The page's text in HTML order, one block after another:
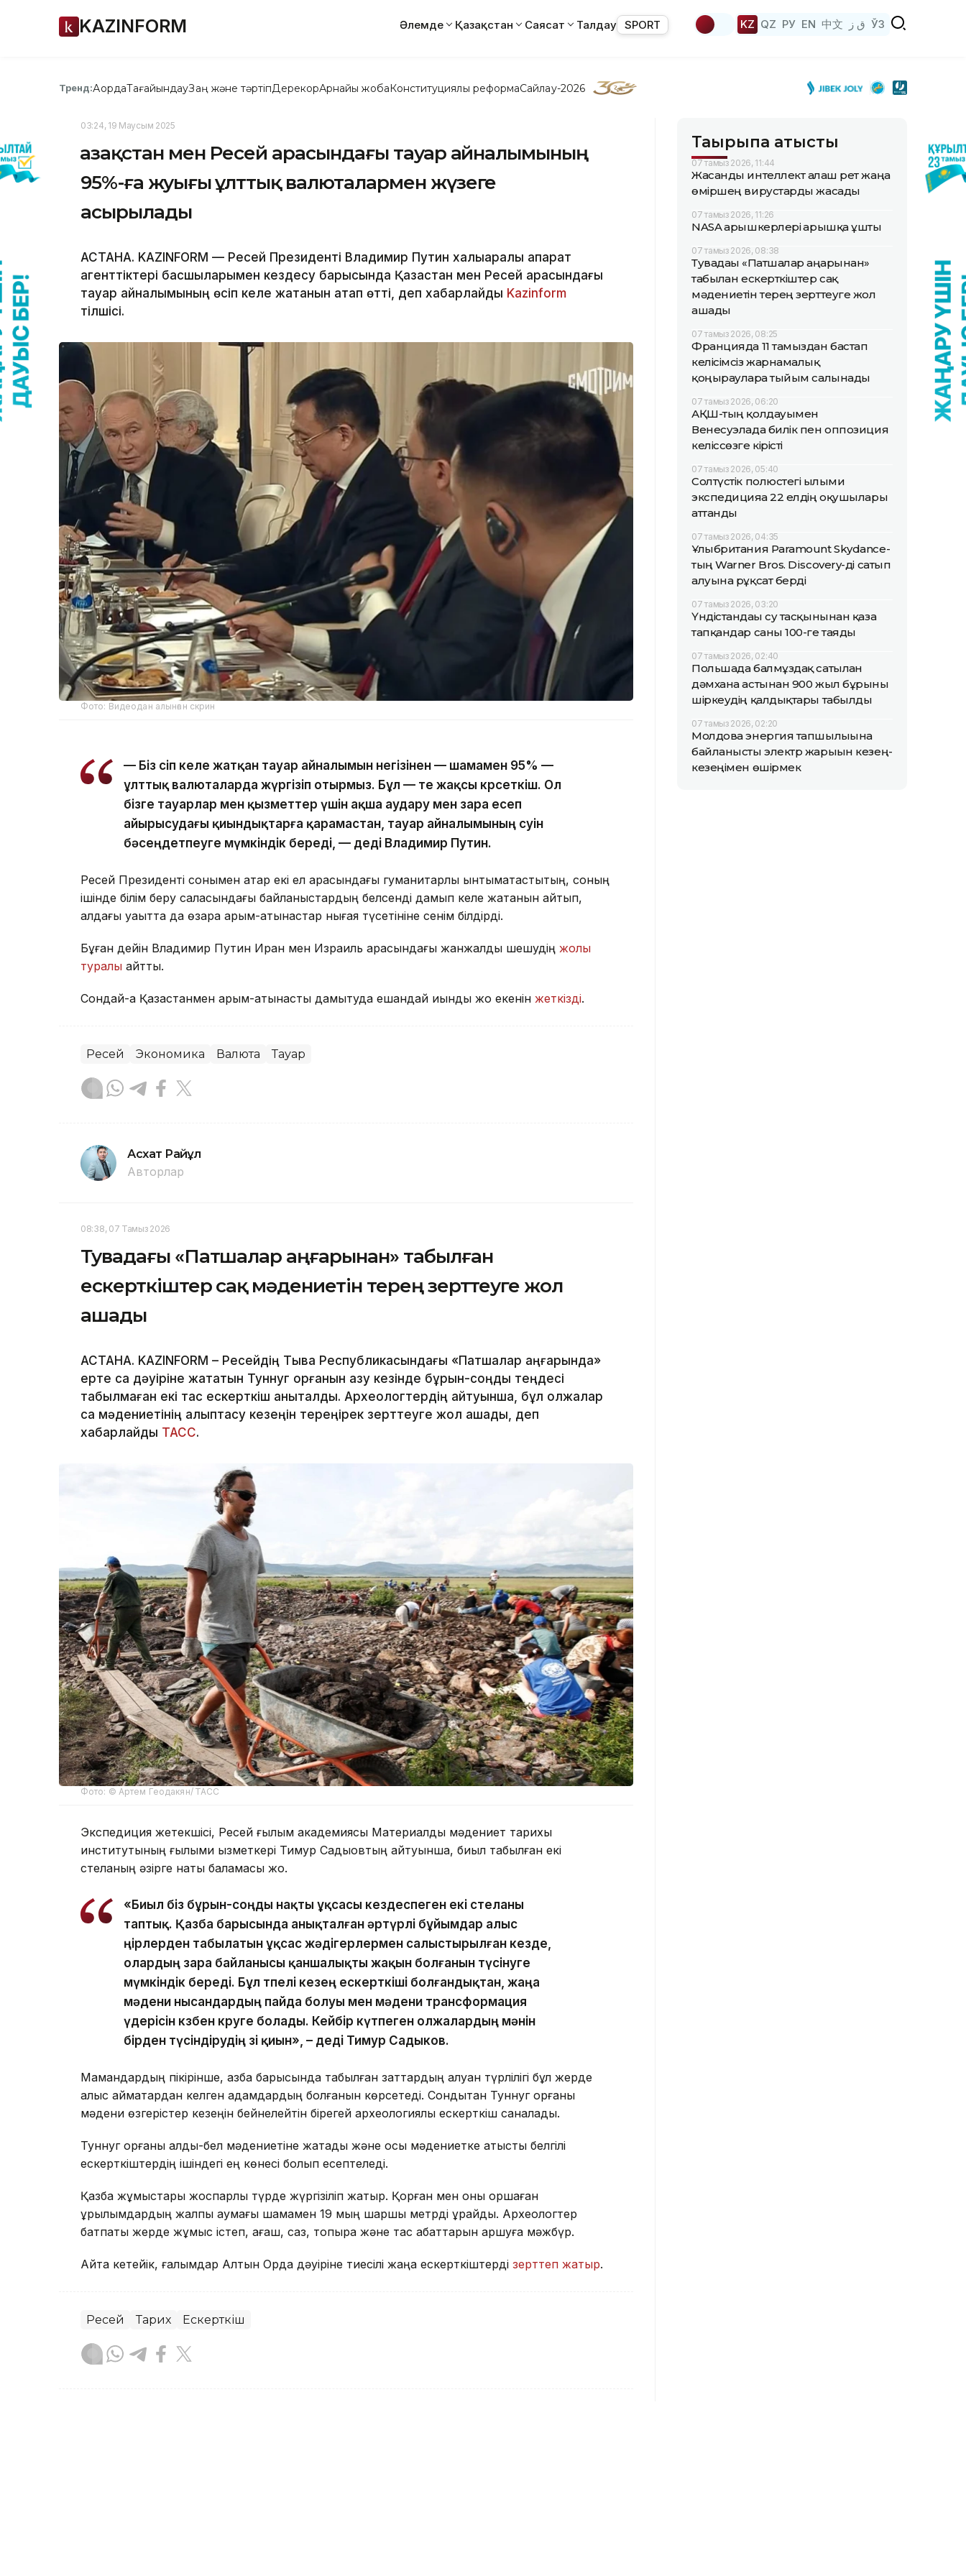
KAZINFORM Әлемде Қазақстан Саясат Талдау SPORT KZ QZ РУ EN 中文 ق ز ЎЗ
Тренд:АқордаТағайындауЗаң және тәртіпДерекқорАрнайы жобаКонституциялық реформаСайлау-2026
03:24, 19 Маусым 2025
Қазақстан мен Ресей арасындағы тауар айналымының
95%-ға жуығы ұлттық валюталармен жүзеге
асырылады
АСТАНА. KAZINFORM — Ресей Президенті Владимир Путин халықаралық ақпарат
агенттіктері басшыларымен кездесу барысында Қазақстан мен Ресей арасындағы
тауар айналымының өсіп келе жатқанын атап өтті, деп хабарлайды Kazinform
тілшісі.
Фото: Видеодан алынған скрин
— Біз өсіп келе жатқан тауар айналымын негізінен — шамамен 95% —
ұлттық валюталарда жүргізіп отырмыз. Бұл — өте жақсы көрсеткіш. Ол
бізге тауарлар мен қызметтер үшін ақша аудару мен өзара есеп
айырысудағы қиындықтарға қарамастан, тауар айналымының өсуін
бәсеңдетпеуге мүмкіндік береді, — деді Владимир Путин.
Ресей Президенті сонымен қатар екі ел арасындағы гуманитарлық ынтымақтастықтың, соның
ішінде білім беру саласындағы байланыстардың белсенді дамып келе жатқанын айтып,
алдағы уақытта да өзара қарым-қатынастар нығая түсетініне сенім білдірді.
Бұған дейін Владимир Путин Иран мен Израиль арасындағы жанжалды шешудің жолы
туралы айтты.
Сондай-ақ Қазақстанмен қарым-қатынасты дамытуда ешқандай қиындық жоқ екенін жеткізді.
Ресей Экономика Валюта Тауар
Асхат Райқұл
Авторлар
08:38, 07 Тамыз 2026
Тувадағы «Патшалар аңғарынан» табылған
ескерткіштер сақ мәдениетін терең зерттеуге жол
ашады
АСТАНА. KAZINFORM – Ресейдің Тыва Республикасындағы «Патшалар аңғарында»
ерте сақ дәуіріне жататын Туннуг қорғанын қазу кезінде бұрын-соңды теңдесі
табылмаған екі тас ескерткіш анықталды. Археологтердің айтуынша, бұл олжалар
сақ мәдениетінің қалыптасу кезеңін тереңірек зерттеуге жол ашады, деп
хабарлайды ТАСС.
Фото: © Артем Геодакян/ ТАСС
Экспедиция жетекшісі, Ресей ғылым академиясы Материалдық мәдениет тарихы
институтының ғылыми қызметкері Тимур Садықовтың айтуынша, биыл табылған екі
стеланың әзірге нақты баламасы жоқ.
«Биыл біз бұрын-соңды нақты ұқсасы кездеспеген екі стеланы
таптық. Қазба барысында анықталған әртүрлі бұйымдар алыс
өңірлерден табылатын ұқсас жәдігерлермен салыстырылған кезде,
олардың өзара байланысы қаншалықты жақын болғанын түсінуге
мүмкіндік береді. Бұл өтпелі кезең ескерткіші болғандықтан, жаңа
мәдени нысандардың пайда болуы мен мәдени трансформация
үдерісін көзбен көруге болады. Кейбір күтпеген олжалардың мәнін
бірден түсіндірудің өзі қиын», – деді Тимур Садыков.
Мамандардың пікірінше, қазба барысында табылған заттардың алуан түрлілігі бұл жерде
алыс аймақтардан келген адамдардың болғанын көрсетеді. Сондықтан Туннуг қорғаны
мәдени өзгерістер кезеңін бейнелейтін бірегей археологиялық ескерткіш саналады.
Туннуг қорғаны алды-бел мәдениетіне жатады және осы мәдениетке қатысты белгілі
ескерткіштердің ішіндегі ең көнесі болып есептеледі.
Қазба жұмыстары жоспарлы түрде жүргізіліп жатыр. Қорған мен оны қоршаған
құрылымдардың жалпы аумағы шамамен 19 мың шаршы метрді құрайды. Археологтер
батпақты жерде жұмыс істеп, ағаш, саз, топырақ және тас қабаттарын аршуға мәжбүр.
Айта кетейік, ғалымдар Алтын Орда дәуіріне тиесілі жаңа ескерткіштерді зерттеп жатыр.
Ресей Тарих Ескерткіш
Тақырыпқа қатысты
07 тамыз 2026, 11:44
Жасанды интеллект алғаш рет жаңа
өміршең вирустарды жасады
07 тамыз 2026, 11:26
NASA ғарышкерлері ғарышқа ұшты
07 тамыз 2026, 08:38
Тувадағы «Патшалар аңғарынан»
табылған ескерткіштер сақ
мәдениетін терең зерттеуге жол
ашады
07 тамыз 2026, 08:25
Францияда 11 тамыздан бастап
келісімсіз жарнамалық
қоңырауларға тыйым салынады
07 тамыз 2026, 06:20
АҚШ-тың қолдауымен
Венесуэлада билік пен оппозиция
келіссөзге кірісті
07 тамыз 2026, 05:40
Солтүстік полюстегі ғылыми
экспедицияға 22 елдің оқушылары
аттанды
07 тамыз 2026, 04:35
Ұлыбритания Paramount Skydance-
тың Warner Bros. Discovery-ді сатып
алуына рұқсат берді
07 тамыз 2026, 03:20
Үндістандағы су тасқынынан қаза
тапқандар саны 100-ге таяды
07 тамыз 2026, 02:40
Польшада балмұздақ сатылған
дәмхана астынан 900 жыл бұрынғы
шіркеудің қалдықтары табылды
07 тамыз 2026, 02:20
Молдова энергия тапшылығына
байланысты электр жарығын кезең-
кезеңімен өшірмек